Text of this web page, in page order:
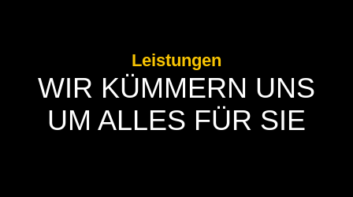
Leistungen
WIR KÜMMERN UNS
UM ALLES FÜR SIE